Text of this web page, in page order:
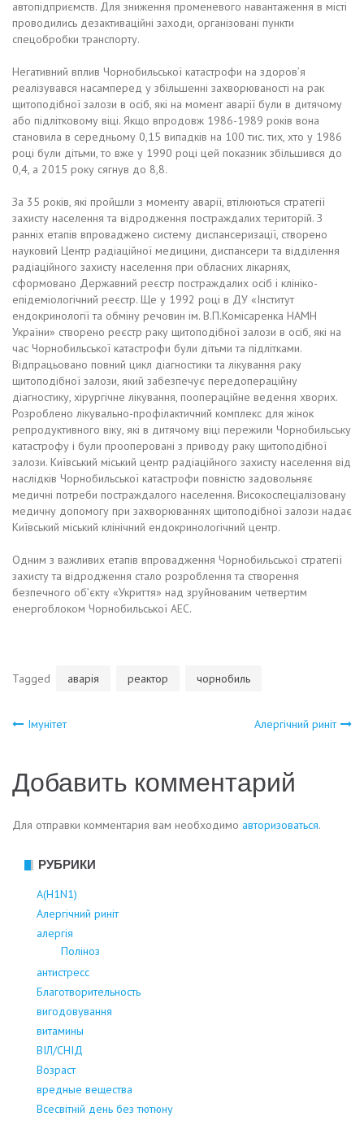
автопідприємств. Для зниження променевого навантаження в місті
проводились дезактиваційні заходи, організовані пункти
спецобробки транспорту.
Негативний вплив Чорнобильської катастрофи на здоров’я
реалізувався насамперед у збільшенні захворюваності на рак
щитоподібної залози в осіб, які на момент аварії були в дитячому
або підлітковому віці. Якщо впродовж 1986-1989 років вона
становила в середньому 0,15 випадків на 100 тис. тих, хто у 1986
році були дітьми, то вже у 1990 році цей показник збільшився до
0,4, а 2015 року сягнув до 8,8.
За 35 років, які пройшли з моменту аварії, втілюються стратегії
захисту населення та відродження постраждалих територій. З
ранніх етапів впроваджено систему диспансеризації, створено
науковий Центр радіаційної медицини, диспансери та відділення
радіаційного захисту населення при обласних лікарнях,
сформовано Державний реєстр постраждалих осіб і клініко-
епідеміологічний реєстр. Ще у 1992 році в ДУ «Інститут
ендокринології та обміну речовин ім. В.П.Комісаренка НАМН
України» створено реєстр раку щитоподібної залози в осіб, які на
час Чорнобильської катастрофи були дітьми та підлітками.
Відпрацьовано повний цикл діагностики та лікування раку
щитоподібної залози, який забезпечує передопераційну
діагностику, хірургічне лікування, поопераційне ведення хворих.
Розроблено лікувально-профілактичний комплекс для жінок
репродуктивного віку, які в дитячому віці пережили Чорнобильську
катастрофу і були прооперовані з приводу раку щитоподібної
залози. Київський міський центр радіаційного захисту населення від
наслідків Чорнобильської катастрофи повністю задовольняє
медичні потреби постраждалого населення. Високоспеціалізовану
медичну допомогу при захворюваннях щитоподібної залози надає
Київський міський клінічний ендокринологічний центр.
Одним з важливих етапів впровадження Чорнобильської стратегії
захисту та відродження стало розроблення та створення
безпечного об’єкту «Укриття» над зруйнованим четвертим
енергоблоком Чорнобильської АЕС.
Tagged аварія реактор чорнобиль
Навигация
по
записям
Імунітет Алергічний риніт
Добавить комментарий
Для отправки комментария вам необходимо авторизоваться.
РУБРИКИ
А(Н1N1)
Алергічний риніт
алергія
Поліноз
антистресс
Благотворительность
вигодовування
витамины
ВІЛ/СНІД
Возраст
вредные вещества
Всесвітній день без тютюну